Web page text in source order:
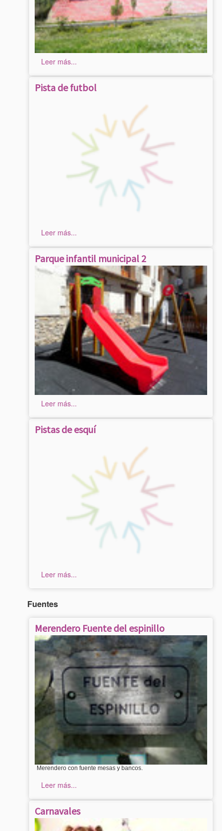
Leer más...
Pista de futbol
Leer más...
Parque infantil municipal 2
Leer más...
Pistas de esquí
Leer más...
Fuentes
Merendero Fuente del espinillo
Merendero con fuente mesas y bancos.
Leer más...
Carnavales